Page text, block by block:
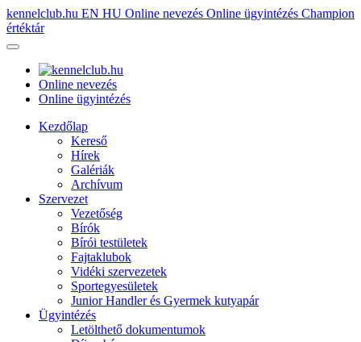
kennelclub.hu EN HU Online nevezés Online ügyintézés Champion
értéktár
Online nevezés
Online ügyintézés
Kezdőlap
Kereső
Hírek
Galériák
Archívum
Szervezet
Vezetőség
Bírók
Bírói testületek
Fajtaklubok
Vidéki szervezetek
Sportegyesületek
Junior Handler és Gyermek kutyapár
Ügyintézés
Letölthető dokumentumok